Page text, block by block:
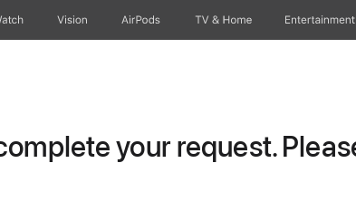
Vision AirPods TV & Home Entertainment
your request.